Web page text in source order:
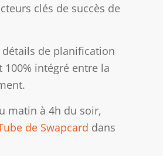
clés de succès de
de planification
intégré entre la
matin à 4h du soir,
de Swapcard dans